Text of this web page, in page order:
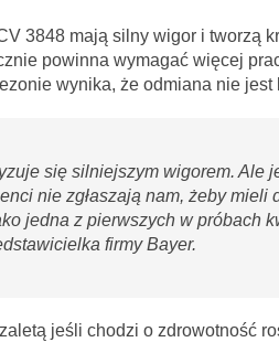
3848 mają silny wigor i tworzą
powinna wymagać więcej
wynika, że odmiana nie jest
się silniejszym wigorem. Ale
nie zgłaszają nam, żeby
jedna z pierwszych w próbach
firmy Bayer.
jeśli chodzi o zdrowotność